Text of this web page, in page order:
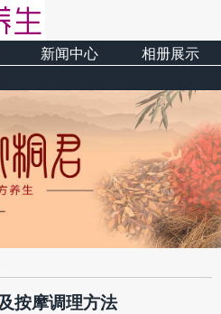
新闻中心
相册展示
按摩调理方法